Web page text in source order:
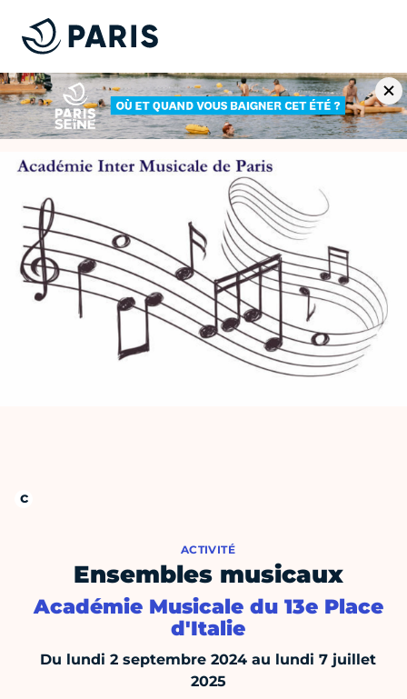
ACTIVITÉ
Ensembles musicaux
Académie Musicale du 13e Place
d'Italie
Du lundi 2 septembre 2024 au lundi 7 juillet
2025